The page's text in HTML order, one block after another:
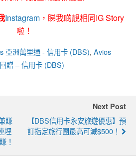
Instagram ，睇我啲靚相同IG Story
啦！
亞洲萬里通 - 信用卡 (DBS), Avios
贈 – 信用卡 (DBS)
賺
埋
！
Next Post
【DBS信用卡永安旅遊優惠】預
訂指定旅行團最高可減$500！